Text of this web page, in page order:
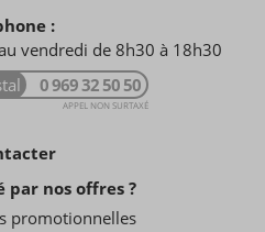
:
vendredi de 8h30 à 18h30
0 969 32 50 50
APPEL NON SURTAXÉ
par nos offres ?
promotionnelles